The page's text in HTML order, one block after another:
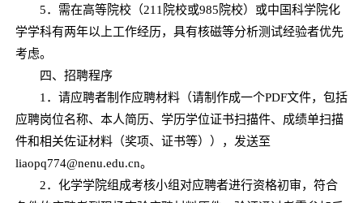
5．需在高等院校（211院校或985院校）或中国科学院化
学学科有两年以上工作经历，具有核磁等分析测试经验者优先
考虑。
四、招聘程序
1．请应聘者制作应聘材料（请制作成一个PDF文件，包括
应聘岗位名称、本人简历、学历学位证书扫描件、成绩单扫描
件和相关佐证材料（奖项、证书等）），发送至
liaopq774@nenu.edu.cn。
2．化学学院组成考核小组对应聘者进行资格初审，符合